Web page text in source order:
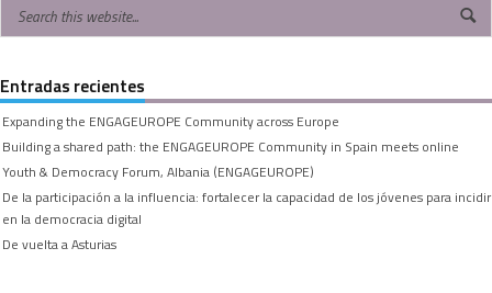
Entradas recientes
Expanding the ENGAGEUROPE Community across Europe
Building a shared path: the ENGAGEUROPE Community in Spain meets online
Youth & Democracy Forum, Albania (ENGAGEUROPE)
De la participación a la influencia: fortalecer la capacidad de los jóvenes para incidir
en la democracia digital
De vuelta a Asturias